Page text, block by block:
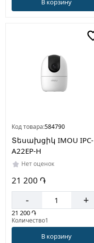
В корзину
Код товара:584790
Տեսախցիկ IMOU IPC-
A22EP-H
Нет оценок
21 200 ֏
- +
21 200 ֏
Количество1
В корзину